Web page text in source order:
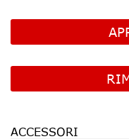
ACCESSORI